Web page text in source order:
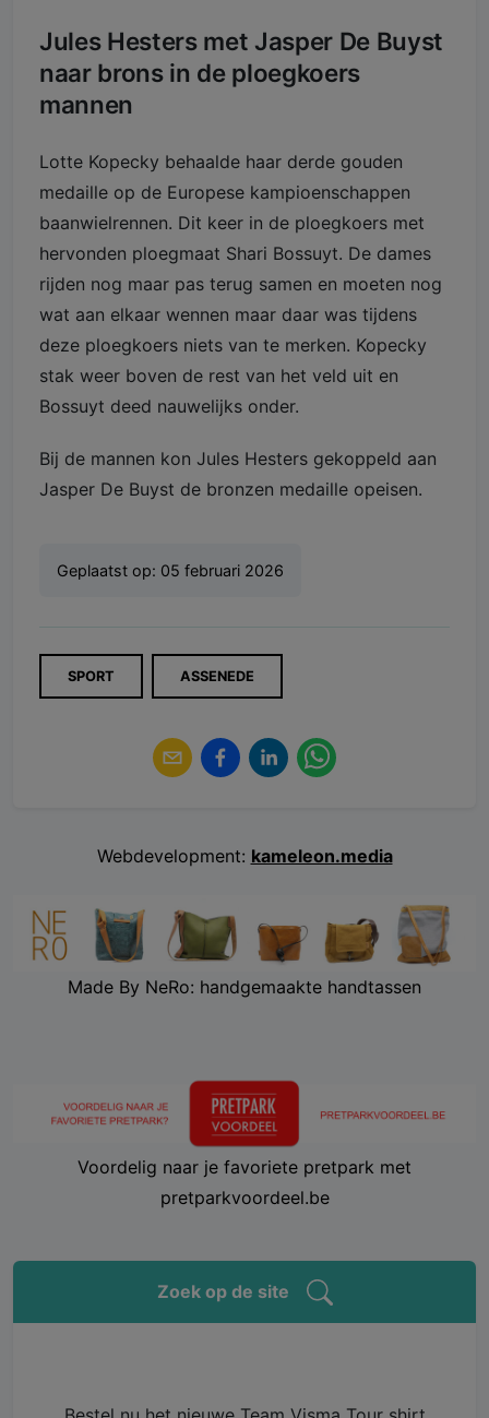
Jules Hesters met Jasper De Buyst
naar brons in de ploegkoers
mannen
Lotte Kopecky behaalde haar derde gouden
medaille op de Europese kampioenschappen
baanwielrennen. Dit keer in de ploegkoers met
hervonden ploegmaat Shari Bossuyt. De dames
rijden nog maar pas terug samen en moeten nog
wat aan elkaar wennen maar daar was tijdens
deze ploegkoers niets van te merken. Kopecky
stak weer boven de rest van het veld uit en
Bossuyt deed nauwelijks onder.
Bij de mannen kon Jules Hesters gekoppeld aan
Jasper De Buyst de bronzen medaille opeisen.
Geplaatst op: 05 februari 2026
SPORT ASSENEDE
Webdevelopment: kameleon.media
Made By NeRo: handgemaakte handtassen
Voordelig naar je favoriete pretpark met
pretparkvoordeel.be
Zoek op de site